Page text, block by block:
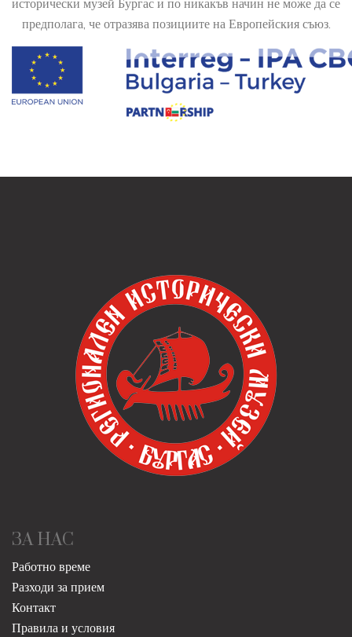
предполага, че отразява позициите на Европейския съюз.
ЗА НАС
Работно време
Разходи за прием
Контакт
Правила и условия